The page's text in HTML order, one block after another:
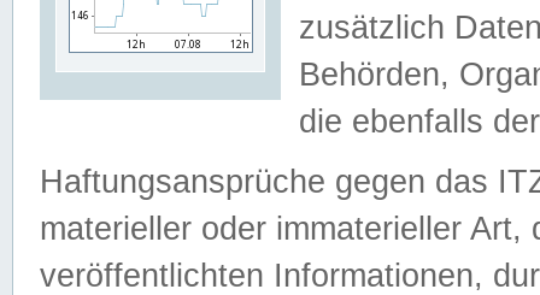
zusätzlich
Behörden,
die ebenfalls
Haftungsansprüche gegen das
materieller oder immaterieller
veröffentlichten Informationen,